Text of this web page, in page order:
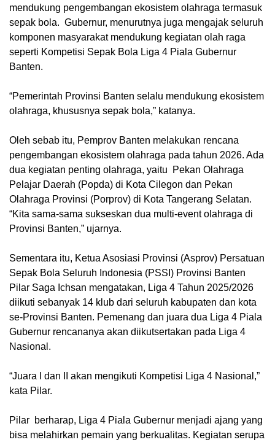
mendukung pengembangan ekosistem olahraga termasuk
sepak bola. Gubernur, menurutnya juga mengajak seluruh
komponen masyarakat mendukung kegiatan olah raga
seperti Kompetisi Sepak Bola Liga 4 Piala Gubernur
Banten.
“Pemerintah Provinsi Banten selalu mendukung ekosistem
olahraga, khususnya sepak bola,” katanya.
Oleh sebab itu, Pemprov Banten melakukan rencana
pengembangan ekosistem olahraga pada tahun 2026. Ada
dua kegiatan penting olahraga, yaitu Pekan Olahraga
Pelajar Daerah (Popda) di Kota Cilegon dan Pekan
Olahraga Provinsi (Porprov) di Kota Tangerang Selatan.
“Kita sama-sama sukseskan dua multi-event olahraga di
Provinsi Banten,” ujarnya.
Sementara itu, Ketua Asosiasi Provinsi (Asprov) Persatuan
Sepak Bola Seluruh Indonesia (PSSI) Provinsi Banten
Pilar Saga Ichsan mengatakan, Liga 4 Tahun 2025/2026
diikuti sebanyak 14 klub dari seluruh kabupaten dan kota
se-Provinsi Banten. Pemenang dan juara dua Liga 4 Piala
Gubernur rencananya akan diikutsertakan pada Liga 4
Nasional.
“Juara I dan II akan mengikuti Kompetisi Liga 4 Nasional,”
kata Pilar.
Pilar berharap, Liga 4 Piala Gubernur menjadi ajang yang
bisa melahirkan pemain yang berkualitas. Kegiatan serupa